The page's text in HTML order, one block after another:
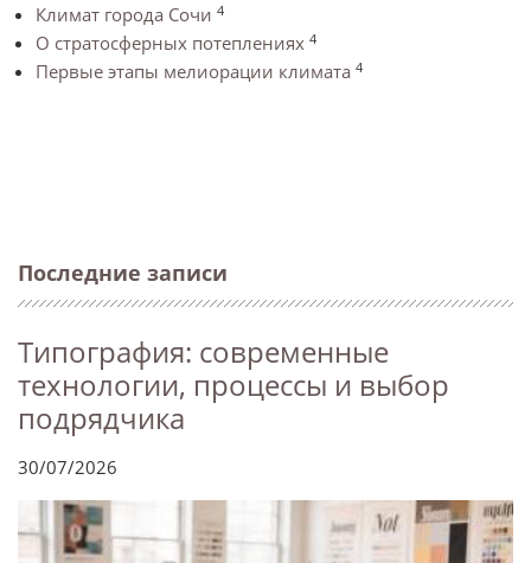
Климат города Сочи 4
О стратосферных потеплениях 4
Первые этапы мелиорации климата 4
Последние записи
Типография: современные
технологии, процессы и выбор
подрядчика
30/07/2026